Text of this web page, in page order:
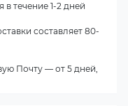
в течение 1-2 дней
составляет 80-
Почту — от 5 дней,